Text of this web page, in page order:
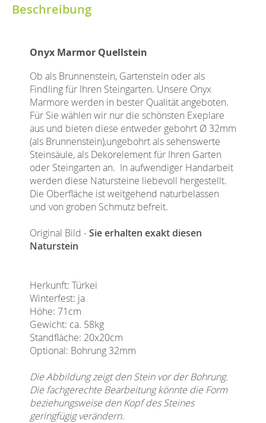
Beschreibung
Onyx Marmor Quellstein
Ob als Brunnenstein, Gartenstein oder als
Findling für Ihren Steingarten. Unsere Onyx
Marmore werden in bester Qualität angeboten.
Für Sie wählen wir nur die schönsten Exeplare
aus und bieten diese entweder gebohrt Ø 32mm
(als Brunnenstein),ungebohrt als sehenswerte
Steinsäule, als Dekorelement für Ihren Garten
oder Steingarten an. In aufwendiger Handarbeit
werden diese Natursteine liebevoll hergestellt.
Die Oberfläche ist weitgehend naturbelassen
und von groben Schmutz befreit.
Original Bild -Sie erhalten exakt diesen
Naturstein
Herkunft: Türkei
Winterfest: ja
Höhe: 71cm
Gewicht: ca. 58kg
Standfläche: 20x20cm
Optional: Bohrung 32mm
Die Abbildung zeigt den Stein vor der Bohrung.
Die fachgerechte Bearbeitung könnte die Form
beziehungsweise den Kopf des Steines
geringfügig verändern.